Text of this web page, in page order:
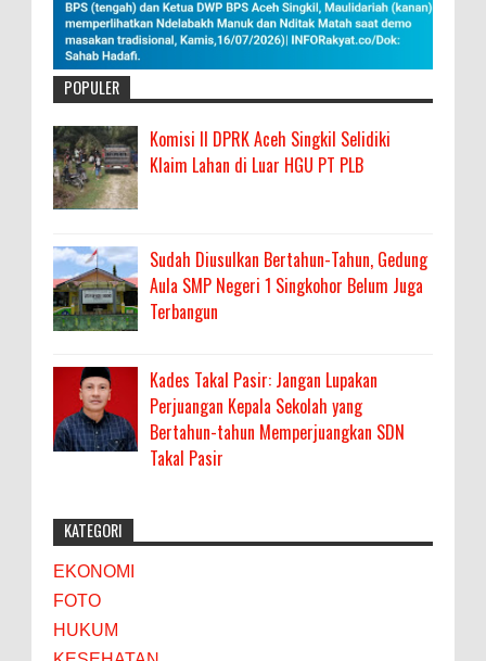
POPULER
Komisi II DPRK Aceh Singkil Selidiki
Klaim Lahan di Luar HGU PT PLB
Sudah Diusulkan Bertahun-Tahun, Gedung
Aula SMP Negeri 1 Singkohor Belum Juga
Terbangun
Kades Takal Pasir: Jangan Lupakan
Perjuangan Kepala Sekolah yang
Bertahun-tahun Memperjuangkan SDN
Takal Pasir
KATEGORI
EKONOMI
FOTO
HUKUM